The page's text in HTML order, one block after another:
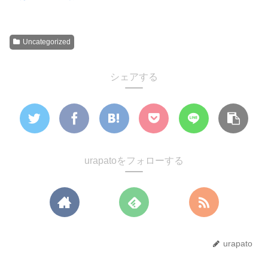
Uncategorized
シェアする
urapatoをフォローする
urapato